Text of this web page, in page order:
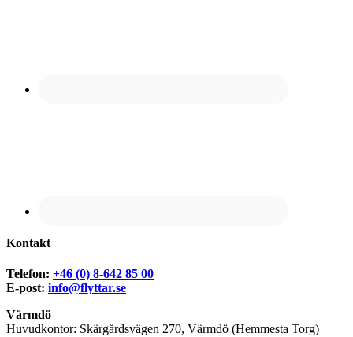
Kontakt
Telefon: +46 (0) 8-642 85 00
E-post: info@flyttar.se
Värmdö
Huvudkontor: Skärgårdsvägen 270, Värmdö (Hemmesta Torg)